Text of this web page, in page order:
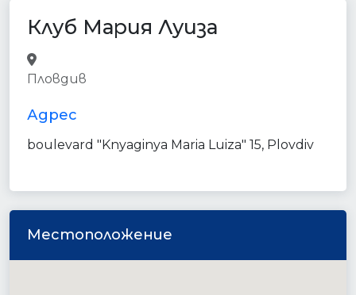
Клуб Мария Луиза
Пловдив
Адрес
boulevard "Knyaginya Maria Luiza" 15, Plovdiv
Местоположение